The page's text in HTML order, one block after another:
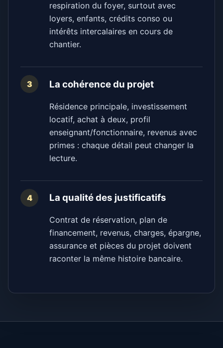
respiration du foyer, surtout avec
loyers, enfants, crédits conso ou
intérêts intercalaires en cours de
chantier.
3 La cohérence du projet
Résidence principale, investissement
locatif, achat à deux, profil
enseignant/fonctionnaire, revenus avec
primes : chaque détail peut changer la
lecture.
4 La qualité des justificatifs
Contrat de réservation, plan de
financement, revenus, charges, épargne,
assurance et pièces du projet doivent
raconter la même histoire bancaire.